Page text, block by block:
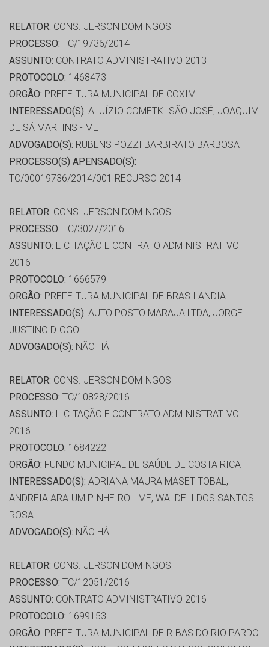
RELATOR: CONS. JERSON DOMINGOS
PROCESSO: TC/19736/2014
ASSUNTO: CONTRATO ADMINISTRATIVO 2013
PROTOCOLO: 1468473
ORGÃO: PREFEITURA MUNICIPAL DE COXIM
INTERESSADO(S): ALUÍZIO COMETKI SÃO JOSÉ, JOAQUIM
DE SÁ MARTINS - ME
ADVOGADO(S): RUBENS POZZI BARBIRATO BARBOSA
PROCESSO(S) APENSADO(S):
TC/00019736/2014/001 RECURSO 2014
RELATOR: CONS. JERSON DOMINGOS
PROCESSO: TC/3027/2016
ASSUNTO: LICITAÇÃO E CONTRATO ADMINISTRATIVO
2016
PROTOCOLO: 1666579
ORGÃO: PREFEITURA MUNICIPAL DE BRASILANDIA
INTERESSADO(S): AUTO POSTO MARAJA LTDA, JORGE
JUSTINO DIOGO
ADVOGADO(S): NÃO HÁ
RELATOR: CONS. JERSON DOMINGOS
PROCESSO: TC/10828/2016
ASSUNTO: LICITAÇÃO E CONTRATO ADMINISTRATIVO
2016
PROTOCOLO: 1684222
ORGÃO: FUNDO MUNICIPAL DE SAÚDE DE COSTA RICA
INTERESSADO(S): ADRIANA MAURA MASET TOBAL,
ANDREIA ARAIUM PINHEIRO - ME, WALDELI DOS SANTOS
ROSA
ADVOGADO(S): NÃO HÁ
RELATOR: CONS. JERSON DOMINGOS
PROCESSO: TC/12051/2016
ASSUNTO: CONTRATO ADMINISTRATIVO 2016
PROTOCOLO: 1699153
ORGÃO: PREFEITURA MUNICIPAL DE RIBAS DO RIO PARDO